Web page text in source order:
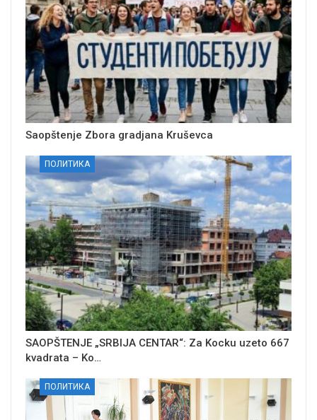
Saopštenje Zbora gradjana Kruševca
ПОЛИТИКА
SAOPŠTENJE „SRBIJA CENTAR“: Za Kocku uzeto 667
kvadrata – Ko…
ПОЛИТИКА